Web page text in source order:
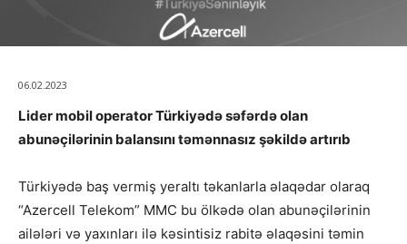
06.02.2023
Lider mobil operator Türkiyədə səfərdə olan
abunəçilərinin balansını təmənnasız şəkildə artırıb
Türkiyədə baş vermiş yeraltı təkanlarla əlaqədar olaraq
“Azercell Telekom” MMC bu ölkədə olan abunəçilərinin
ailələri və yaxınları ilə kəsintisiz rabitə əlaqəsini təmin